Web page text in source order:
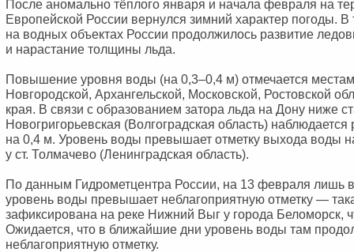
После аномально тёплого января и начала февраля на
Европейской России вернулся зимний характер погоды. В
на водных объектах России продолжилось развитие
и нарастание толщины льда.
Повышение уровня воды (на 0,3–0,4 м) отмечается
Новгородской, Архангельской, Московской, Ростовской
края. В связи с образованием затора льда на Дону ниже
Новогригорьевская (Волгоградская область)
на 0,4 м. Уровень воды превышает отметку выхода воды
у ст. Толмачево (Ленинградская область).
По данным Гидрометцентра России, на 13 февраля лишь
уровень воды превышает неблагоприятную отметку —
зафиксирована на реке Нижний Выг у города Беломорск,
Ожидается, что в ближайшие дни уровень воды там
неблагоприятную отметку.